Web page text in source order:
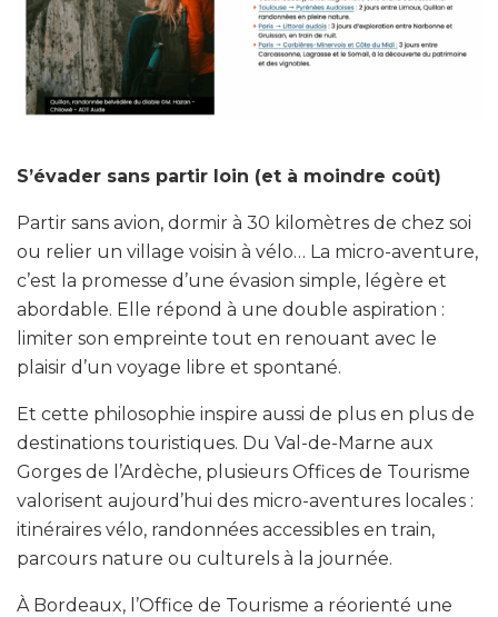
S’évader sans partir loin (et à moindre coût)
Partir sans avion, dormir à 30 kilomètres de chez soi
ou relier un village voisin à vélo… La micro-aventure,
c’est la promesse d’une évasion simple, légère et
abordable. Elle répond à une double aspiration :
limiter son empreinte tout en renouant avec le
plaisir d’un voyage libre et spontané.
Et cette philosophie inspire aussi de plus en plus de
destinations touristiques. Du Val-de-Marne aux
Gorges de l’Ardèche, plusieurs Offices de Tourisme
valorisent aujourd’hui des micro-aventures locales :
itinéraires vélo, randonnées accessibles en train,
parcours nature ou culturels à la journée.
À Bordeaux, l’Office de Tourisme a réorienté une